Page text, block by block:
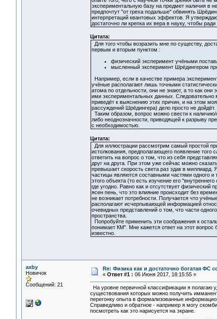
экспериментальную базу на предмет наличия в
предпочтут "от греха подальше" обвинять
интерпретаций квантовых эффектов. Я
достаточно ли крепка их вера в науку, чтобы
Цитата:
Для того чтобы возразить мне по существу,
первым и вторым пунктом :
физический эксперимент учёными
мысленный эксперимент Шрёдингером
Например, если в качестве примера
учёные располагают лишь точными
атома по отдельности, они не знают, а то как
ими экспериментальных данных. Следовательно
приведёт к выяснению этих причин, и на этом
рассуждений Шрёдингера) дело просто не дойдёт.
Таким образом, вопрос можно свести к
либо неоднозначности, приводящей к разрыву
с необходимостью.
Цитата:
Для иллюстрации рассмотрим самый простой
истолкования, предполагающего появление того
ответить на вопрос о том, что из себя
друг на друга. При этом уже сейчас можно
превышает скорость света раз эдак в
частицы являются составными частями одного и
этого объекта (то есть изучение его
где угодно. Равно как и отсутствует
ясен пень, что это влияние происходит без
не возникает потребности. Получается что
располагают исчерпывающей информацией
очевидных представлений о том, что части
пространства.
Попробуйте применить эти соображения к
понимает КМ". Мне кажется ответ на этот
известно.
axby
Новичок
Сообщений: 21
Re: Физика как и достаточно богатая ФС
« Ответ #1 : 06 Июня 2017, 18:15:55 »
На уровне первичной классификации я полагаю
существования которых можно получить
перегонку опыта в формализованные
Справедливо и обратное - например я могу
посмотреть как это нарисуется на экране.